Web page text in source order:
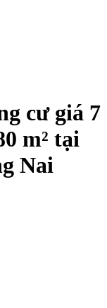
cư giá 7
m² tại
Nai